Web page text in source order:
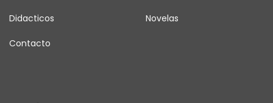
Didacticos Novelas
Contacto